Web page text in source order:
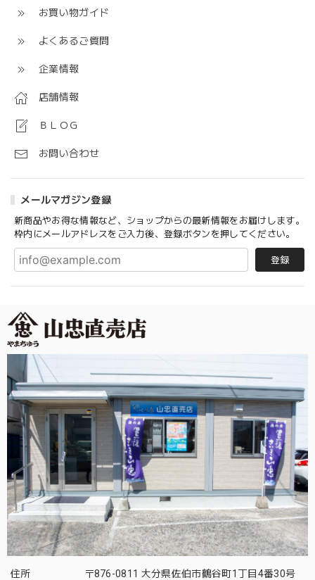
お買い物ガイド
よくあるご質問
企業情報
店舗情報
ＢＬＯＧ
お問い合わせ
メールマガジン登録
新商品やお得な情報など、ショップからの最新情報をお届けします。
枠内にメールアドレスをご入力後、登録ボタンを押してください。
登録
住所
〒876-0811 大分県佐伯市鶴谷町1丁目4番30号